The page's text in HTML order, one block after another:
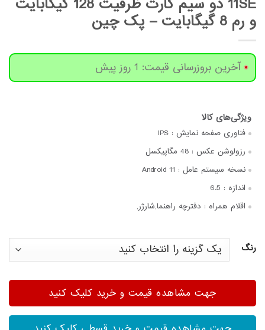
و رم 8 گیگابایت – پک چین
آخرین بروزرسانی قیمت: 1 روز پیش
فناوری صفحه‌ نمایش : IPS
رزولوشن عکس : 48 مگاپیکسل
نسخه سیستم عامل : Android 11
اندازه : 6.5
اقلام همراه : دفترچه‌ راهنما,شارژر,
رنگ
جهت مشاهده قیمت و خرید کلیک کنید